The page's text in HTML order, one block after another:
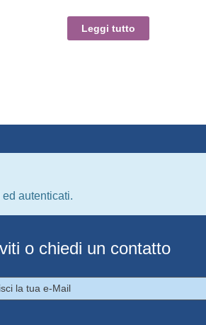
Leggi tutto
autenticati.
o chiedi un contatto